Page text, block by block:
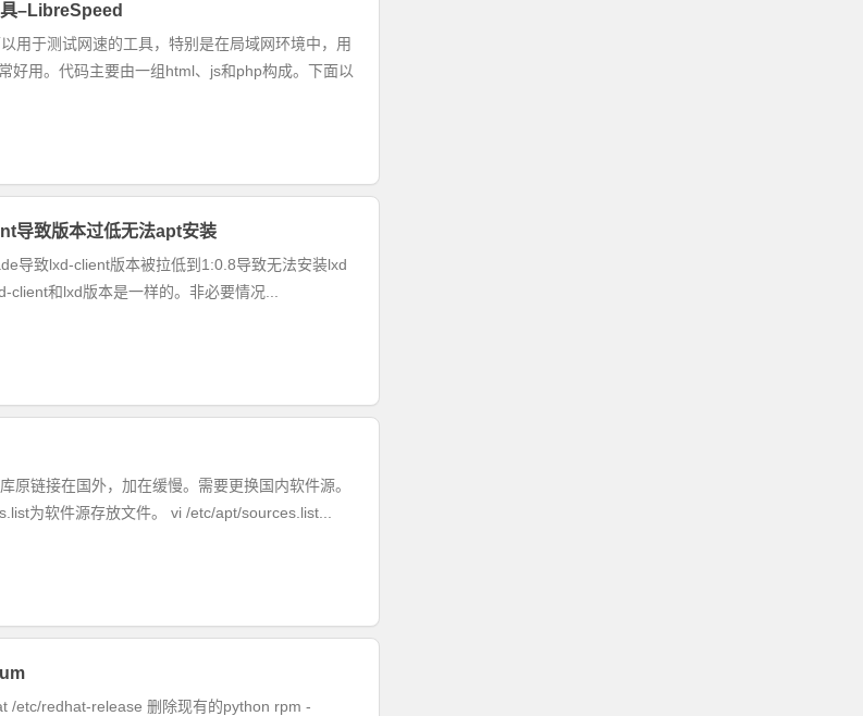
–LibreSpeed
用于测试网速的工具，特别是在局域网环境中，用
好用。代码主要由一组html、js和php构成。下面以
导致版本过低无法apt安装
导致lxd-client版本被拉低到1:0.8导致无法安装lxd
client和lxd版本是一样的。非必要情况...
原链接在国外，加在缓慢。需要更换国内软件源。
为软件源存放文件。 vi /etc/apt/sources.list...
/etc/redhat-release 删除现有的python rpm -